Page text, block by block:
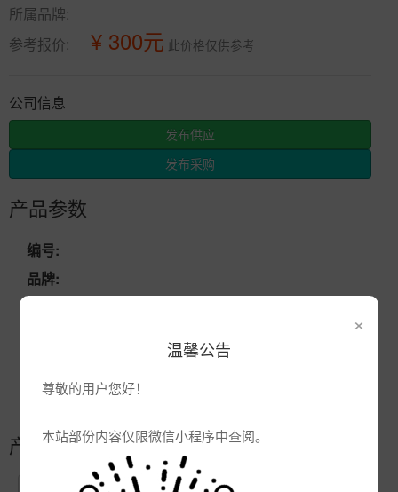
×
温馨公告
尊敬的用户您好！
本站部份内容仅限微信小程序中查阅。
所属品牌:
参考报价:
¥ 300元 此价格仅供参考
公司信息
发布供应
发布采购
产品参数
编号:
品牌:
景德镇市辰天陶瓷有限公司
更新:
2021-04-07 16:06:45
产品简介